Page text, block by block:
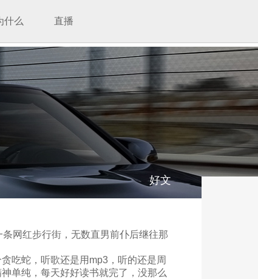
什么 直播
好文
网红步行街，无数直男前仆后继往那
吃蛇，听歌还是用mp3，听的还是周
单纯，每天好好读书就完了，没那么